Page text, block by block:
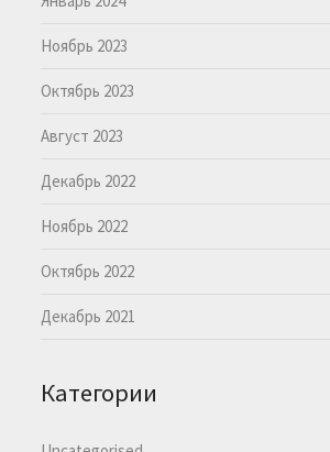
Ноябрь 2023
Октябрь 2023
Август 2023
Декабрь 2022
Ноябрь 2022
Октябрь 2022
Декабрь 2021
Категории